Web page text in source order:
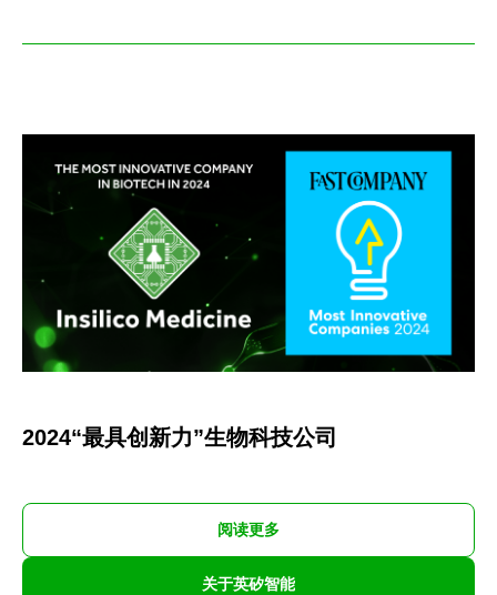
2024“最具创新力”生物科技公司
阅读更多
关于英矽智能